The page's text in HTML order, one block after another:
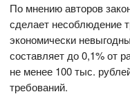
По мнению авторов
сделает несоблюдение
экономически
составляет до 0,1% от
не менее 100 тыс.
требований.